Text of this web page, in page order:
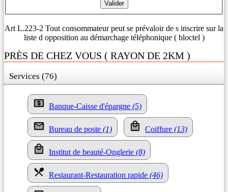
Art L.223-2 Tout consommateur peut se prévaloir de s inscrire sur la
liste d opposition au démarchage téléphonique ( bloctel )
PRÈS DE CHEZ VOUS ( RAYON DE 2KM )
Services (76)
Banque-Caisse d'épargne (5)
Bureau de poste (1) Coiffure (13)
Institut de beauté-Onglerie (8)
Restaurant-Restauration rapide (46)